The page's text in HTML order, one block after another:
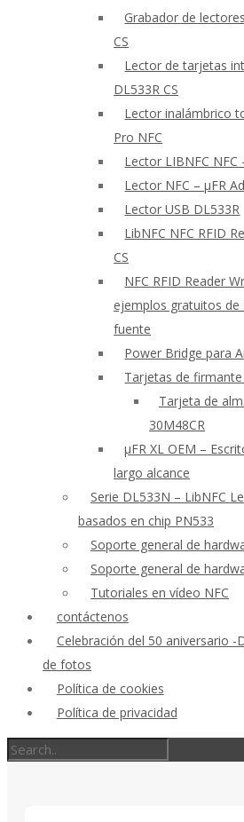
Grabador de
CS
Lector de tarjetas
DL533R CS
Lector inalámbrico
Pro NFC
Lector LIBNFC NFC
Lector NFC – μFR
Lector USB DL533R
LibNFC NFC RFID
CS
NFC RFID Reader
ejemplos gratuitos
fuente
Power Bridge para
Tarjetas de
Tarjeta de
30M48CR
μFR XL OEM –
largo alcance
Serie DL533N – LibNFC
basados en chip PN533
Soporte general de
Soporte general de
Tutoriales en vídeo NFC
contáctenos
Celebración del 50 aniversario -
de fotos
Política de cookies
Política de privacidad